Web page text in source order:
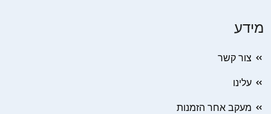
מידע
צור קשר
עלינו
מעקב אחר הזמנות